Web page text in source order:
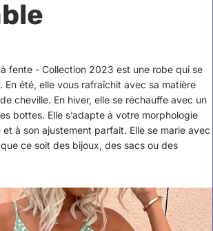
fente - Collection 2023 est une robe qui se
En été, elle vous rafraîchit avec sa matière
cheville. En hiver, elle se réchauffe avec un
bottes. Elle s’adapte à votre morphologie
à son ajustement parfait. Elle se marie avec
ce soit des bijoux, des sacs ou des